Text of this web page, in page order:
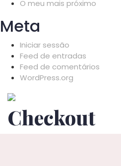
O meu mais próximo
Meta
Iniciar sessão
Feed de entradas
Feed de comentários
WordPress.org
Checkout